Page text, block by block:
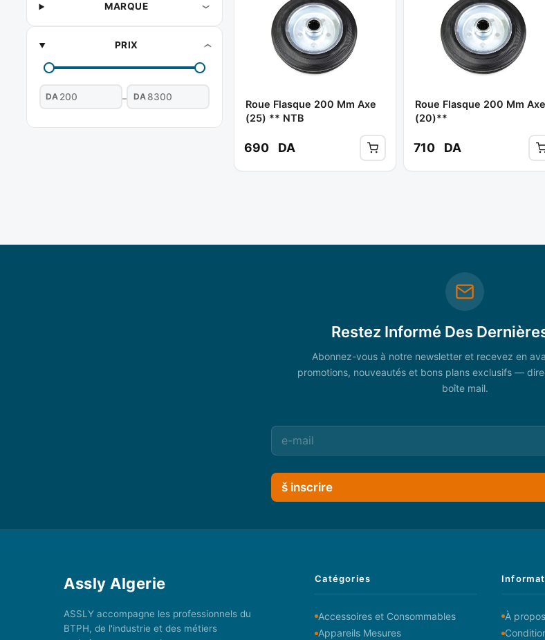
MARQUE
PRIX
DA – DA
Roue Flasque 200 Mm Axe
(25) ** NTB
690 DA
Roue Flasque 200 Mm Axe
(20)**
710 DA
Restez Informé Des
Abonnez-vous à notre newsletter et recevez en
promotions, nouveautés et bons plans exclusifs —
boîte mail.
š inscrire
Assly Algerie
ASSLY accompagne les professionnels du
BTPH, de l'industrie et des métiers
Catégories
Accessoires et Consommables
Appareils Mesures
À